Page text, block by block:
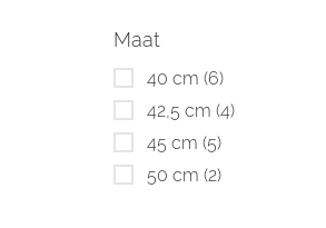
Maat
40 cm (6)
42,5 cm (4)
45 cm (5)
50 cm (2)